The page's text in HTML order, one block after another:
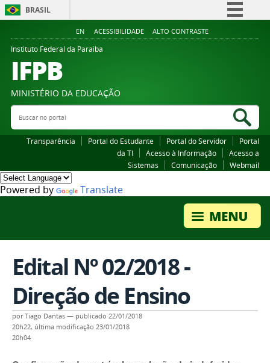
BRASIL
Simplifique!
Legislação
EN ACESSIBILIDADE ALTO CONTRASTE
Instituto Federal da Paraiba
IFPB
MINISTÉRIO DA EDUCAÇÃO
Buscar no portal
Transparência Portal do Estudante Portal do Servidor
Portal
da TI
Acesso à Informação
Acesso a
Sistemas
Comunicação Webmail
Powered by Translate
Edital Nº 02/2018 -
Direção de Ensino
porTiago Dantas — publicado 22/01/2018
20h22, última modificação 23/01/2018
20h04